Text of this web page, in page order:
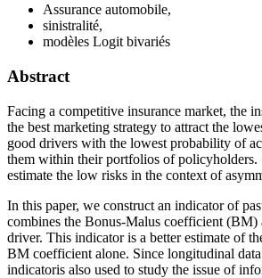
Assurance automobile,
sinistralité,
modèles Logit bivariés
Abstract
Facing a competitive insurance market, the
the best marketing strategy to attract the
good drivers with the lowest probability of
them within their portfolios of policyholders.
estimate the low risks in the context of
In this paper, we construct an indicator of
combines the Bonus-Malus coefficient (BM)
driver. This indicator is a better estimate of
BM coefficient alone. Since longitudinal
indicatoris also used to study the issue of